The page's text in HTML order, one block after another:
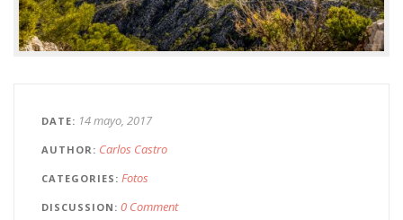
DATE 14 mayo, 2017
AUTHOR Carlos Castro
CATEGORIES Fotos
DISCUSSION 0 Comment